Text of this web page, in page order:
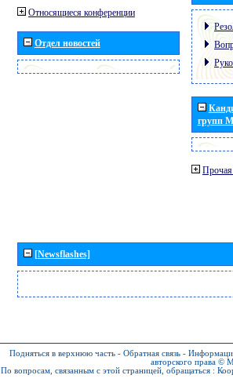
Относящиеся конференции
Отдел новостей
групп
[Newsflashes]
Подняться в верхнюю часть - Обратная связь -
авторского права ©
По вопросам, связанным с этой страницей, обращаться :